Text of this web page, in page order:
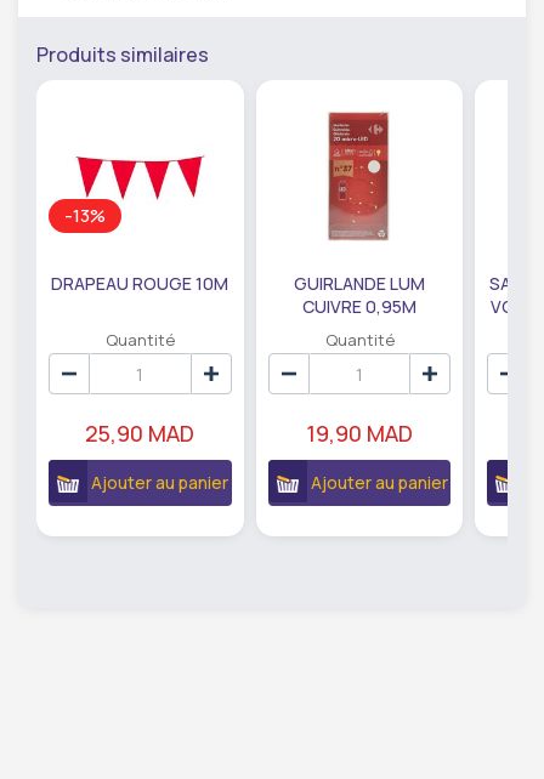
Produits similaires
-13%
DRAPEAU ROUGE 10M
Quantité
25,90 MAD
Ajouter au panier
GUIRLANDE LUM
CUIVRE 0,95M
DE79207
Quantité
19,90 MAD
Ajouter au panier